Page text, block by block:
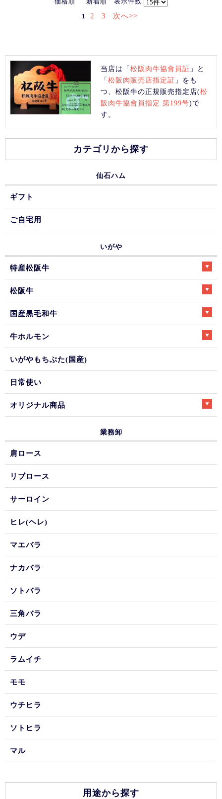
1 2 3 次へ>>
当店は「松阪肉牛協會員証 」と
「松阪肉販売店指定証 」をも
つ、松阪牛の正規販売指定店(松
阪肉牛協會員指定 第199号)で
す。
カテゴリから探す
仙石ハム
ギフト
ご自宅用
いがや
特産松阪牛
松阪牛
国産黒毛和牛
牛ホルモン
いがやもちぶた(国産)
日常使い
オリジナル商品
業務卸
肩ロース
リブロース
サーロイン
ヒレ(ヘレ)
マエバラ
ナカバラ
ソトバラ
三角バラ
ウデ
ラムイチ
モモ
ウチヒラ
ソトヒラ
マル
用途から探す